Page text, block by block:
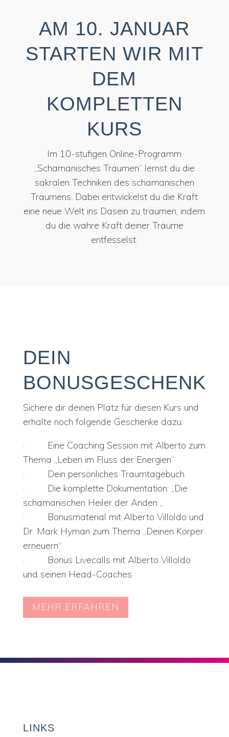
AM 10. JANUAR
STARTEN WIR MIT
DEM
KOMPLETTEN
KURS
Im 10-stufigen Online-Programm
„Schamanisches Träumen“ lernst du die
sakralen Techniken des schamanischen
Träumens. Dabei entwickelst du die Kraft
eine neue Welt ins Dasein zu träumen, indem
du die wahre Kraft deiner Träume
entfesselst.
DEIN
BONUSGESCHENK
Sichere dir deinen Platz für diesen Kurs und
erhalte noch folgende Geschenke dazu:
· Eine Coaching Session mit Alberto zum
Thema „Leben im Fluss der Energien“
· Dein persönliches Traumtagebuch
· Die komplette Dokumentation: „Die
schamanischen Heiler der Anden „
· Bonusmaterial mit Alberto Villoldo und
Dr. Mark Hyman zum Thema „Deinen Körper
erneuern“
· Bonus Livecalls mit Alberto Villoldo
und seinen Head-Coaches
MEHR ERFAHREN
LINKS